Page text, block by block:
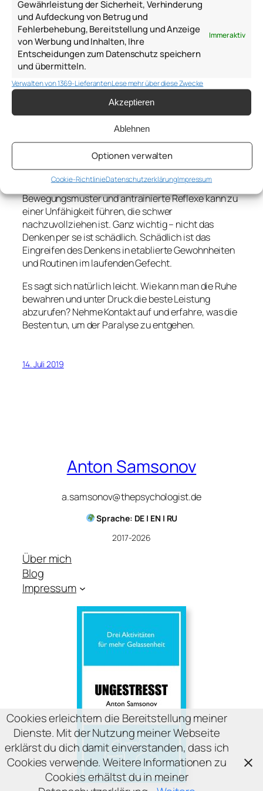
Gewährleistung der Sicherheit, Verhinderung
und Aufdeckung von Betrug und
Fehlerbehebung, Bereitstellung und Anzeige
von Werbung und Inhalten, Ihre
Entscheidungen zum Datenschutz speichern
und übermitteln.
Immer aktiv
Verwalten von 1369-LieferantenLese mehr über diese Zwecke
Akzeptieren
Ablehnen
Optionen verwalten
Cookie-RichtlinieDatenschutzerklärungImpressum
Das Eingreifen des Denkens in bewährte
Bewegungsmuster und antrainierte Reflexe kann zu
einer Unfähigkeit führen, die schwer
nachzuvollziehen ist. Ganz wichtig – nicht das
Denken per se ist schädlich. Schädlich ist das
Eingreifen des Denkens in etablierte Gewohnheiten
und Routinen im laufenden Gefecht.
Es sagt sich natürlich leicht. Wie kann man die Ruhe
bewahren und unter Druck die beste Leistung
abzurufen? Nehme Kontakt auf und erfahre, was die
Besten tun, um der Paralyse zu entgehen.
14. Juli 2019
Anton Samsonov
a.samsonov@thepsychologist.de
Sprache: DE | EN | RU
2017-2026
Über mich
Blog
Impressum
Cookies erleichtern die Bereitstellung meiner
Dienste. Mit der Nutzung meiner Webseite
erklärst du dich damit einverstanden, dass ich
Cookies verwende. Weitere Informationen zu
Cookies erhältst du in meiner